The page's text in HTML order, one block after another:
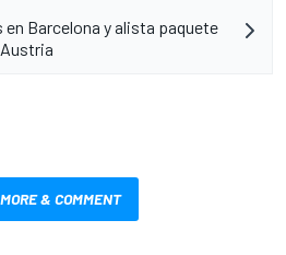
Barcelona y alista paquete
& COMMENT